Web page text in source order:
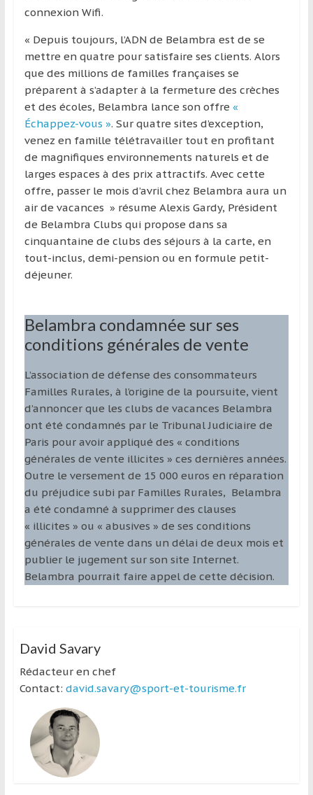
connexion Wifi.
« Depuis toujours, l’ADN de Belambra est de se
mettre en quatre pour satisfaire ses clients. Alors
que des millions de familles françaises se
préparent à s’adapter à la fermeture des crèches
et des écoles, Belambra lance son offre «
Échappez-vous ». Sur quatre sites d’exception,
venez en famille télétravailler tout en profitant
de magnifiques environnements naturels et de
larges espaces à des prix attractifs. Avec cette
offre, passer le mois d’avril chez Belambra aura un
air de vacances » résume Alexis Gardy, Président
de Belambra Clubs qui propose dans sa
cinquantaine de clubs des séjours à la carte, en
tout-inclus, demi-pension ou en formule petit-
déjeuner.
Belambra condamnée sur ses
conditions générales de vente
L’association de défense des consommateurs
Familles Rurales, à l’origine de la poursuite, vient
d’annoncer que les clubs de vacances Belambra
ont été condamnés par le Tribunal Judiciaire de
Paris pour avoir appliqué des « conditions
générales de vente illicites » ces dernières années.
Outre le versement de 15 000 euros en réparation
du préjudice subi par Familles Rurales, Belambra
a été condamné à supprimer des clauses
« illicites » ou « abusives » de ses conditions
générales de vente dans un délai de deux mois et
publier le jugement sur son site Internet.
Belambra pourrait faire appel de cette décision.
David Savary
Rédacteur en chef
Contact: david.savary@sport-et-tourisme.fr